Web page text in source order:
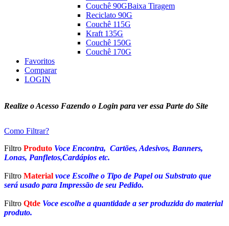
Couchê 90GBaixa Tiragem
Reciclato 90G
Couchê 115G
Kraft 135G
Couchê 150G
Couchê 170G
Favoritos
Comparar
LOGIN
Realize o Acesso Fazendo o Login para ver essa Parte do Site
Como Filtrar?
Filtro Produto Voce Encontra, Cartões, Adesivos, Banners,
Lonas, Panfletos,Cardápios etc.
Filtro Material voce Escolhe o Tipo de Papel ou Substrato que
será usado para Impressão de seu Pedido.
Filtro Qtde Voce escolhe a quantidade a ser produzida do material
produto.